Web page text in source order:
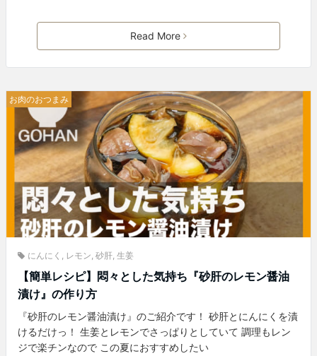
Read More
お肉のおつまみ
にんにく , レモン, 砂肝, 生姜
【簡単レシピ】悶々とした気持ち『砂肝のレモン醤油
漬け』の作り方
『砂肝のレモン醤油漬け』のご紹介です！ 砂肝とにんにくを漬
けるだけっ！ 生姜とレモンでさっぱりとしていて 調理もレン
ジで楽チンなので この夏におすすめしたい